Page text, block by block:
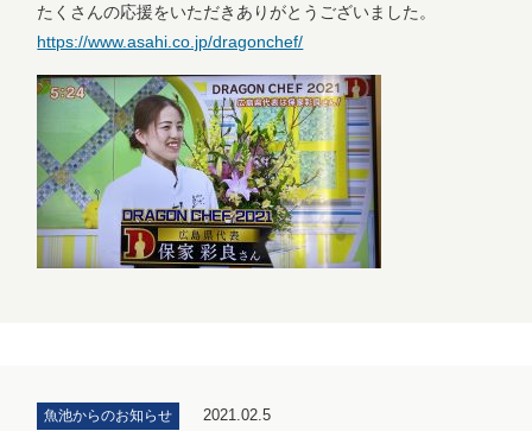
たくさんの応援をいただきありがとうございました。
https://www.asahi.co.jp/dragonchef/
魚池からのお知らせ 2021.02.5